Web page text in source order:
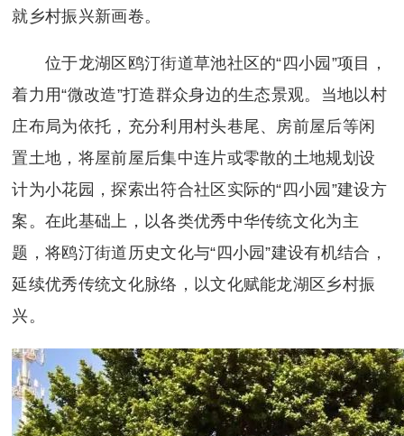
就乡村振兴新画卷。
位于龙湖区鸥汀街道草池社区的“四小园”项目，
着力用“微改造”打造群众身边的生态景观。当地以村
庄布局为依托，充分利用村头巷尾、房前屋后等闲
置土地，将屋前屋后集中连片或零散的土地规划设
计为小花园，探索出符合社区实际的“四小园”建设方
案。在此基础上，以各类优秀中华传统文化为主
题，将鸥汀街道历史文化与“四小园”建设有机结合，
延续优秀传统文化脉络，以文化赋能龙湖区乡村振
兴。